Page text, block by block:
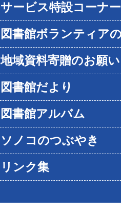
サービス特設コーナ
図書館ボランティア
地域資料寄贈のお願い
図書館だより
図書館アルバム
ソノコのつぶやき
リンク集